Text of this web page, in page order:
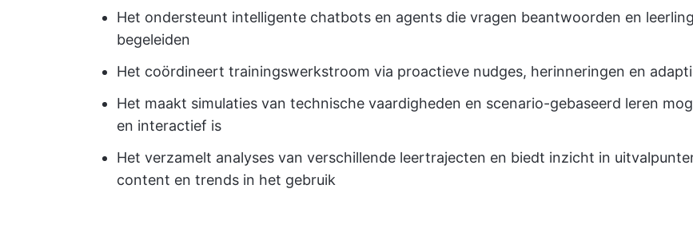
Het ondersteunt intelligente chatbots en agents die vragen beantwoorden en
begeleiden
Het coördineert trainingswerkstroom via proactieve nudges, herinneringen en
Het maakt simulaties van technische vaardigheden en scenario-gebaseerd leren
en interactief is
Het verzamelt analyses van verschillende leertrajecten en biedt inzicht in
content en trends in het gebruik